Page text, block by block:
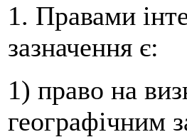
1. Правами
зазначення є:
1) право на
географічним